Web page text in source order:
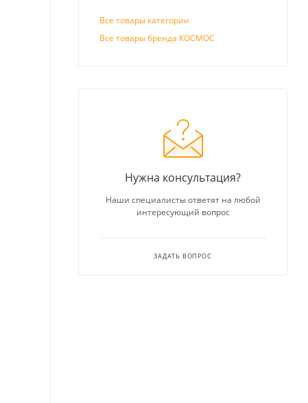
Все товары категории
Все товары бренда КОСМОС
Нужна консультация?
Наши специалисты ответят на любой
интересующий вопрос
ЗАДАТЬ ВОПРОС